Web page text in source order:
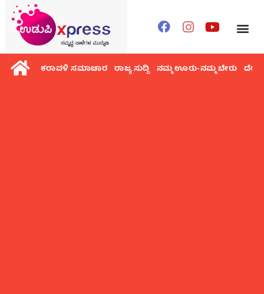
ಕರಾವಳಿ ಸಮಾಚಾರ ರಾಜ್ಯ ಸುದ್ದಿ ನಮ್ಮ ಊರು-ನಮ್ಮ ಬೇರು ದೇಶ